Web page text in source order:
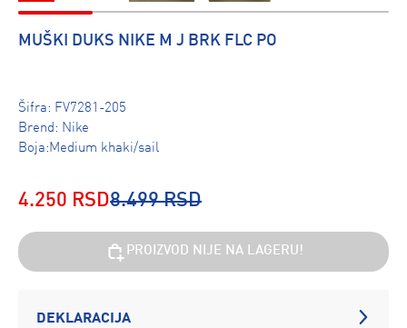
MUŠKI DUKS NIKE M J BRK FLC PO
Šifra: FV7281-205
Brend: Nike
Boja:Medium khaki/sail
4.250 RSD8.499 RSD
PROIZVOD NIJE NA LAGERU!
DEKLARACIJA